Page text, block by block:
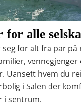
for alle
seg for alt fra par på
vennegjenger
. Uansett hvem du
i Sälen der
i sentrum.